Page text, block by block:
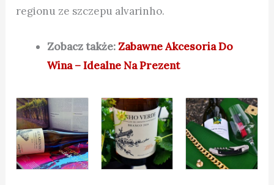
regionu ze szczepu alvarinho.
Zobacz także: Zabawne Akcesoria Do
Wina – Idealne Na Prezent